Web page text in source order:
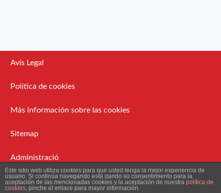
Avís Legal
Política de cookies
Más información sobre las cookies
Sitemap
Administració
2026 Ateneu Enciclopèdic Popular.
Este sitio web utiliza cookies para que usted tenga la mejor experiencia de
usuario. Si continúa navegando está dando su consentimiento para la
aceptación de las mencionadas cookies y la aceptación de nuestra política de
cookies, pinche el enlace para mayor información.